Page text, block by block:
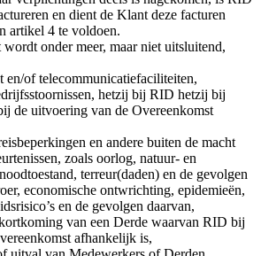
en dient de Klant deze facturen
artikel 4 te voldoen.
onder meer, maar niet uitsluitend,
en/of telecommunicatiefaciliteiten,
hetzij bij RID hetzij bij
de uitvoering van de Overeenkomst
en andere buiten de macht
zoals oorlog, natuur- en
terreur(daden) en de gevolgen
economische ontwrichting, epidemieën,
en de gevolgen daarvan,
van een Derde waarvan RID bij
afhankelijk is,